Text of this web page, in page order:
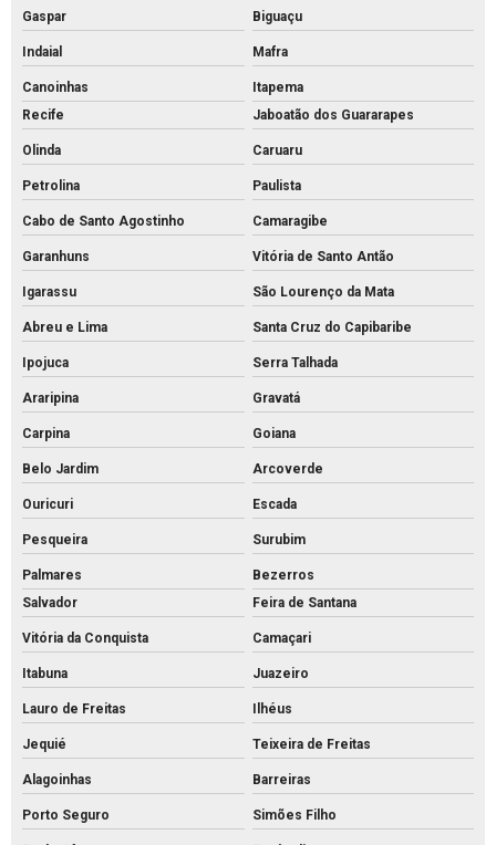
Pvs artefatos de concreto
Pvs concreto preço
Pvs concreto rs
Pvs concreto valor
Pvs concreto
Tijolo de concreto para calçada
Tijolo de concreto maciço
Tijolo de concreto para muro
Tijolo de concreto preço
Tijolo de concreto vazado
Tijolo de concreto
Tubo de concreto 400mm
Tubo de concreto de 40cm preço
Tubo de concreto preço
Tubo de concreto valor
Venda de bloquete para calçada
Gaspar Biguaçu
Indaial Mafra
Canoinhas
Itapema
Recife
Jaboatão dos Guararapes
Olinda Caruaru
Petrolina Paulista
Cabo de Santo Agostinho Camaragibe
Garanhuns Vitória de Santo Antão
Igarassu São Lourenço da Mata
Abreu e Lima Santa Cruz do Capibaribe
Ipojuca Serra Talhada
Araripina Gravatá
Carpina Goiana
Belo Jardim Arcoverde
Ouricuri Escada
Pesqueira Surubim
Palmares
Bezerros
Salvador
Feira de Santana
Vitória da Conquista Camaçari
Itabuna Juazeiro
Lauro de Freitas Ilhéus
Jequié Teixeira de Freitas
Alagoinhas Barreiras
Porto Seguro Simões Filho